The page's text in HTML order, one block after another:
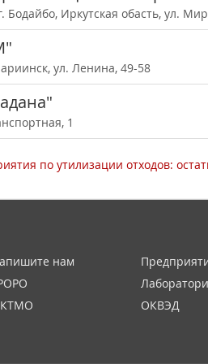
Бодайбо, Иркутская обасть, ул.
ул. Ленина, 49-58
1
по утилизации отходов:
нам
ОКВЭД